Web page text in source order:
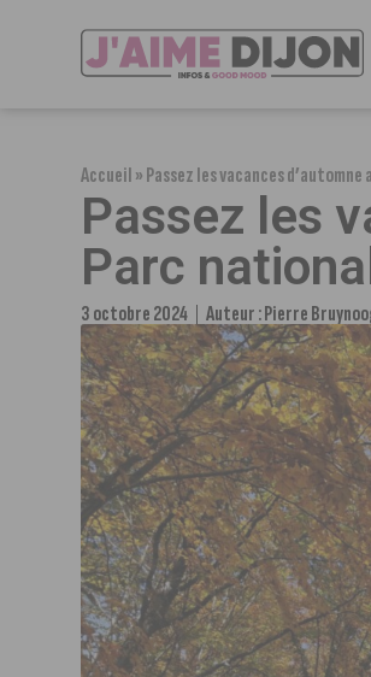
Accueil»Passez les vacances
Passez les
Parc
3 octobre 2024 Auteur :Pierre